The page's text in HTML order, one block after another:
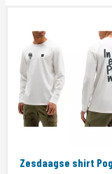
Zesdaagse shirt